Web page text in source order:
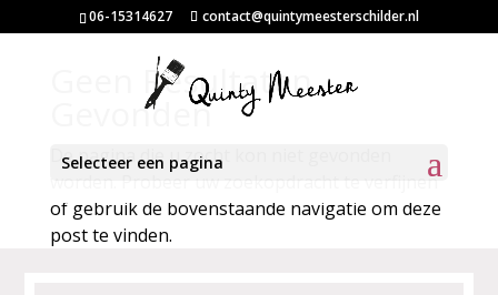
06-15314627 contact@quintymeesterschilder.nl
Selecteer een pagina
Geen Resultaten
Gevonden
De pagina die u zocht kon niet gevonden
worden. Probeer uw zoekopdracht te verfijnen
of gebruik de bovenstaande navigatie om deze
post te vinden.